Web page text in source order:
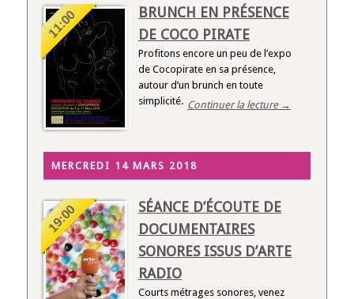
11:00
BRUNCH EN PRÉSENCE
DE COCO PIRATE
Profitons encore un peu de l’expo
de Cocopirate en sa présence,
autour d’un brunch en toute
simplicité. Continuer la lecture →
MERCREDI 14 MARS 2018
19:00
SÉANCE D’ÉCOUTE DE
DOCUMENTAIRES
SONORES ISSUS D’ARTE
RADIO
Courts métrages sonores, venez